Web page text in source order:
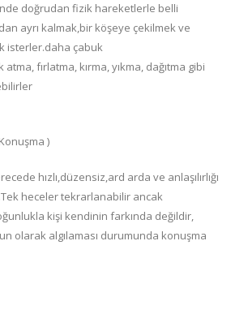
doğrudan fizik hareketlerle belli
ayrı kalmak,bir köşeye çekilmek ve
isterler.daha çabuk
fırlatma, kırma, yıkma, dağıtma gibi
)
hızlı,düzensiz,ard arda ve anlaşılırlığı
heceler tekrarlanabilir ancak
kişi kendinin farkında değildir,
olarak algılaması durumunda konuşma